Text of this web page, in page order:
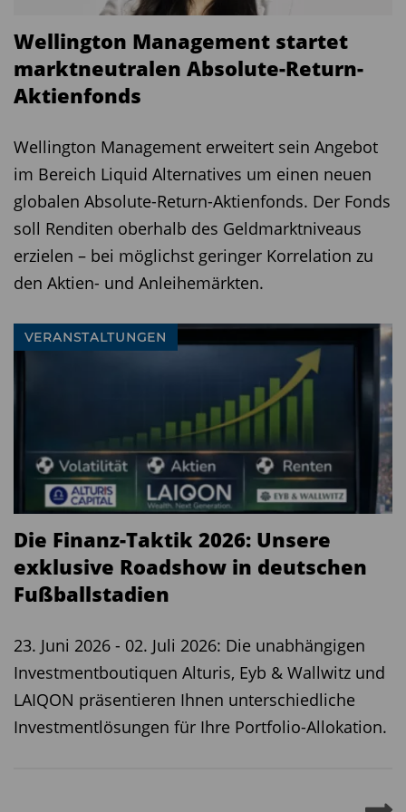
Vor diesem Hintergrund arbeitet BVT an einem
Publikums-AIF für Batteriespeicherinvestments.
Der Fonds befindet sich laut Krause in
Euro Zugang zu dem Marktsegment ermöglichen.
Martin Kraus, Geschäftsführer BVT Unternehmensgruppe
Klassische Länderindizes stoßen an Grenzen
Tom Husmann, Leiter iShares EMEA Core Equity
Produktstrategie & Plattforminitiativen bei
BlackRock, referierte auf dem 2. Munich Fund
Summit darüber, dass Investoren europäische
Länderindizes zunehmend an ihre Grenzen
stoßen.
Europäische Aktien erleben laut Husmann an den
die Dominanz amerikanischer Technologieaktien
Wellington Management startet
marktneutralen Absolute-Return-
Aktienfonds
Wellington Management erweitert sein Angebot
im Bereich Liquid Alternatives um einen neuen
globalen Absolute-Return-Aktienfonds. Der Fonds
soll Renditen oberhalb des Geldmarktniveaus
erzielen – bei möglichst geringer Korrelation zu
den Aktien- und Anleihemärkten.
VERANSTALTUNGEN
Die Finanz-Taktik 2026: Unsere
exklusive Roadshow in deutschen
Fußballstadien
23. Juni 2026 - 02. Juli 2026: Die unabhängigen
Investmentboutiquen Alturis, Eyb & Wallwitz und
LAIQON präsentieren Ihnen unterschiedliche
Investmentlösungen für Ihre Portfolio-Allokation.